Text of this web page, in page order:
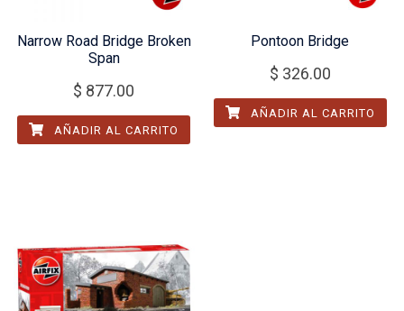
Narrow Road Bridge Broken
Span
$ 877.00
AÑADIR AL CARRITO
Pontoon Bridge
$ 326.00
AÑADIR AL CARRITO